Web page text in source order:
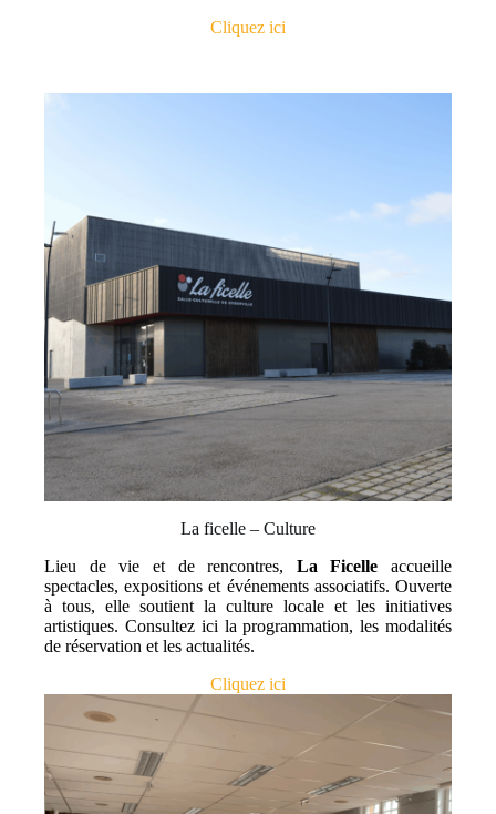
Cliquez ici
La ficelle – Culture
Lieu de vie et de rencontres, La Ficelle accueille
spectacles, expositions et événements associatifs. Ouverte
à tous, elle soutient la culture locale et les initiatives
artistiques. Consultez ici la programmation, les modalités
de réservation et les actualités.
Cliquez ici